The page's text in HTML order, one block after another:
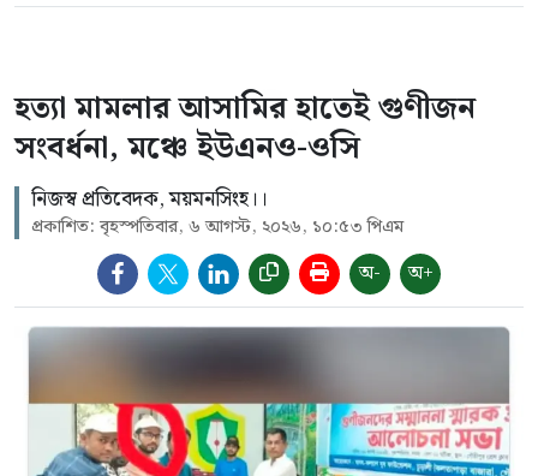
হত্যা মামলার আসামির হাতেই গুণীজন
সংবর্ধনা, মঞ্চে ইউএনও-ওসি
নিজস্ব প্রতিবেদক, ময়মনসিংহ।।
প্রকাশিত: বৃহস্পতিবার, ৬ আগস্ট, ২০২৬, ১০:৫৩ পিএম
অ- অ+